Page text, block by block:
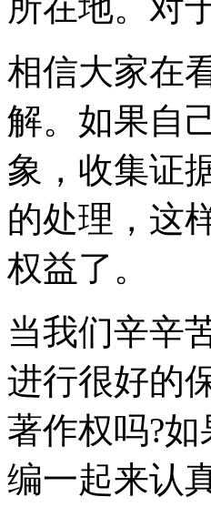
相信大家在
解。如果自
象，收集证
的处理，这
权益了。
当我们辛辛
进行很好的
著作权吗?
编一起来认